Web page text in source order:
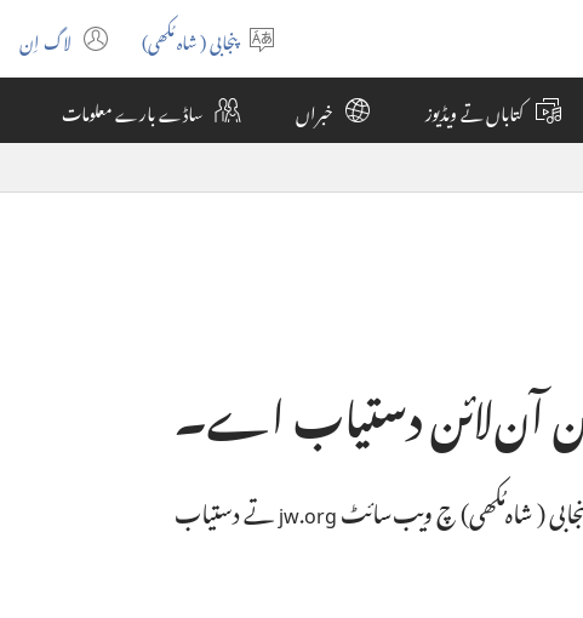
Select
language
پنجابی (شاہ مُکھی) لاگ اِن
(opens
window)
کتاباں تے ویڈیوز خبراں ساڈے بارے معلومات
آن‌لائن دستیاب اے۔‏
(‏شاہ‌مُکھی)‏ چ ویب‌سائٹjw.orgتے دستیاب